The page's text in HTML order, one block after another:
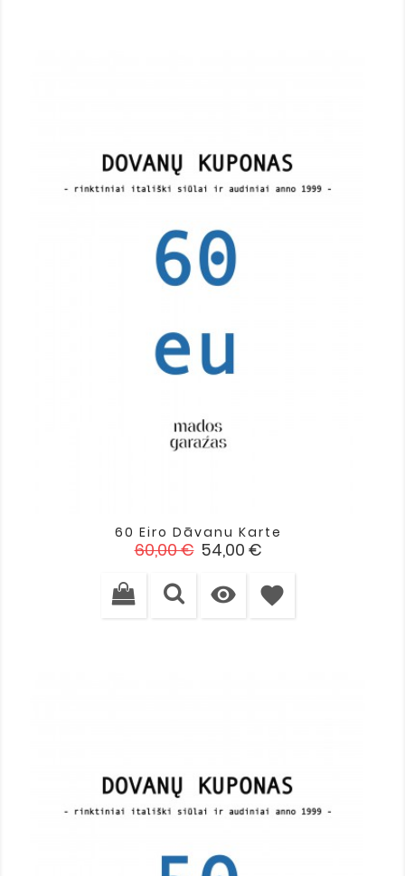
60 Eiro Dāvanu Karte
Standarta
60,00 € Cena
54,00 €
 favorite